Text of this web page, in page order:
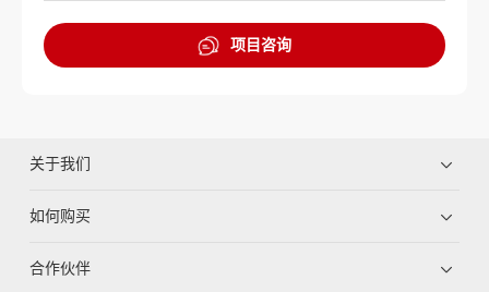
项目咨询
关于我们
如何购买
合作伙伴